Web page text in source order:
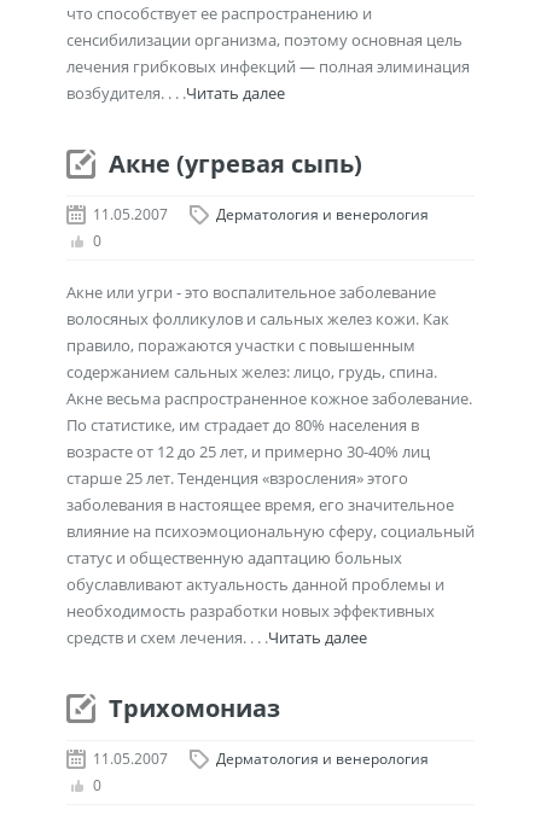
что способствует ее распространению и
сенсибилизации организма, поэтому основная цель
лечения грибковых инфекций — полная элиминация
возбудителя. . . .Читать далее
Акне (угревая сыпь)
11.05.2007
Дерматология и венерология
0
Акне или угри - это воспалительное заболевание
волосяных фолликулов и сальных желез кожи. Как
правило, поражаются участки с повышенным
содержанием сальных желез: лицо, грудь, спина.
Акне весьма распространенное кожное заболевание.
По статистике, им страдает до 80% населения в
возрасте от 12 до 25 лет, и примерно 30-40% лиц
старше 25 лет. Тенденция «взросления» этого
заболевания в настоящее время, его значительное
влияние на психоэмоциональную сферу, социальный
статус и общественную адаптацию больных
обуславливают актуальность данной проблемы и
необходимость разработки новых эффективных
средств и схем лечения. . . .Читать далее
Tрихомониаз
11.05.2007
Дерматология и венерология
0